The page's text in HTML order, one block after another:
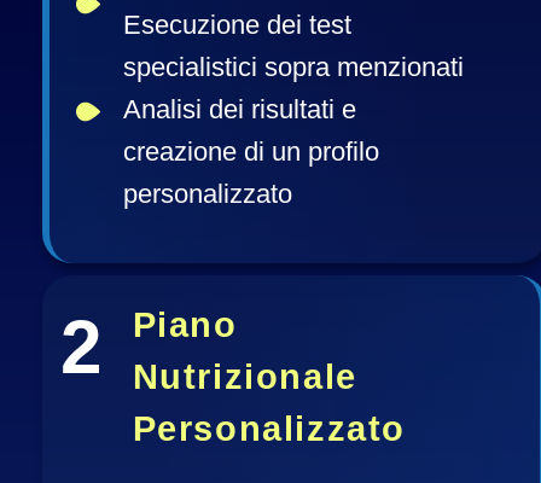
Esecuzione dei test
specialistici sopra menzionati
Analisi dei risultati e
creazione di un profilo
personalizzato
2
Piano
Nutrizionale
Personalizzato